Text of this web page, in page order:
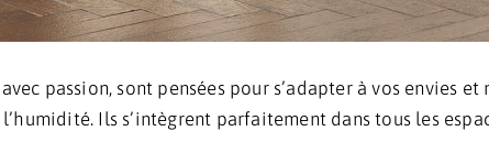
passion, sont pensées pour s’adapter à vos envies
Ils s’intègrent parfaitement dans tous les